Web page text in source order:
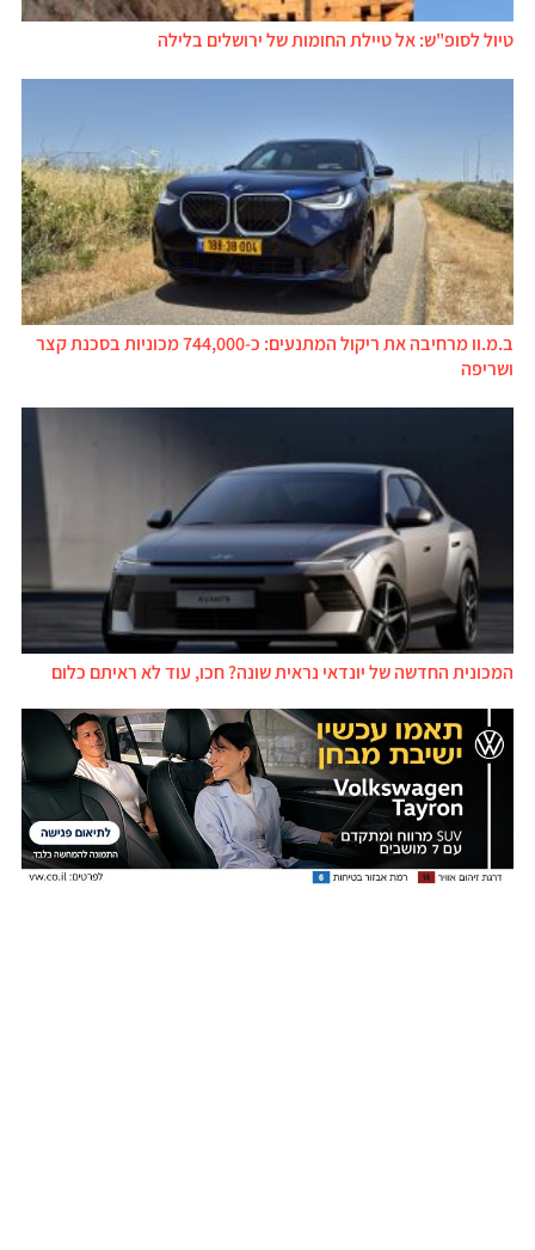
טיול לסופ"ש: אל טיילת החומות של ירושלים בלילה
ב.מ.וו מרחיבה את ריקול המתנעים: כ-744,000 מכוניות בסכנת קצר
ושריפה
המכונית החדשה של יונדאי נראית שונה? חכו, עוד לא ראיתם כלום